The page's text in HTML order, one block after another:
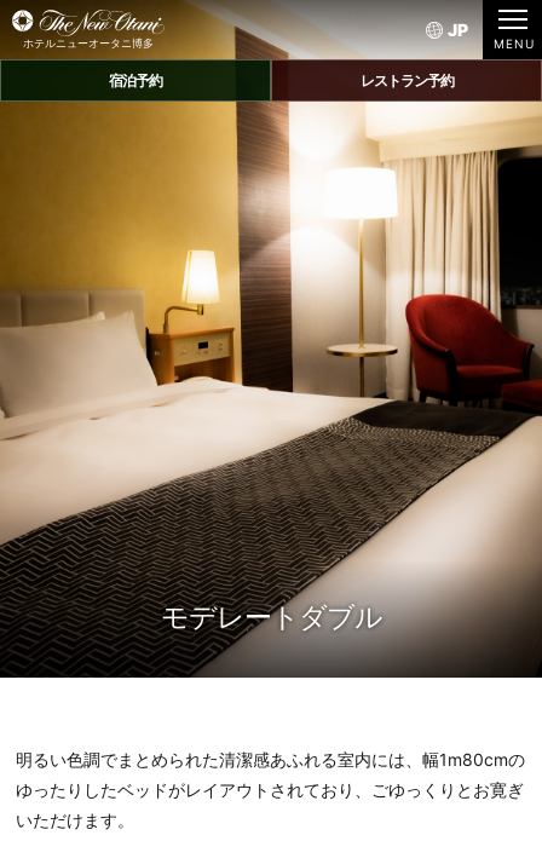
ホテルニューオータニ博多
JP
宿泊予約 レストラン予約
モデレートダブル
明るい色調でまとめられた清潔感あふれる室内には、幅1m80cmの
ゆったりしたベッドがレイアウトされており、ごゆっくりとお寛ぎ
いただけます。